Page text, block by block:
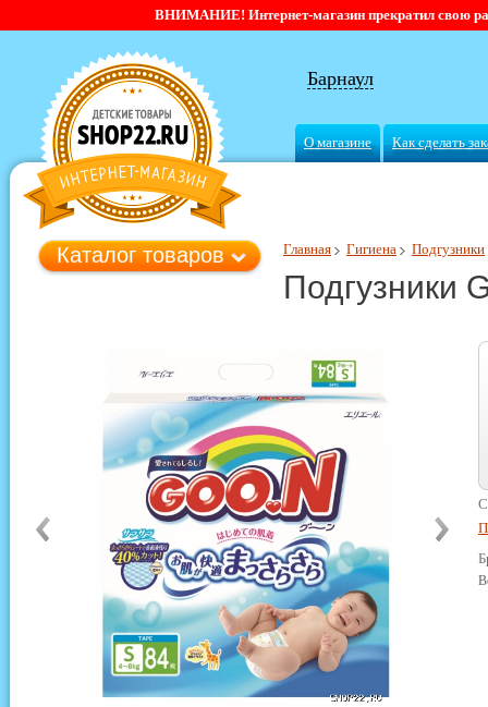
ВНИМАНИЕ! Интернет-магазин прекратил свою
Барнаул
О магазине Как сделать
Главная Гигиена Подгузники
Подгузники
Каталог товаров